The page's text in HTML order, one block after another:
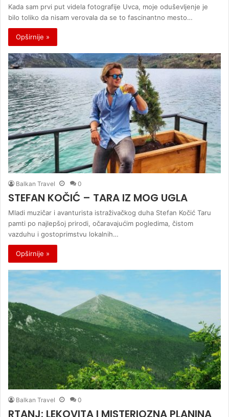
Kada sam prvi put videla fotografije Uvca, moje oduševljenje je
bilo toliko da nisam verovala da se to fascinantno mesto…
Opširnije »
Balkan Travel 0
STEFAN KOČIĆ – TARA IZ MOG UGLA
Mladi muzičar i avanturista istraživačkog duha Stefan Kočić Taru
pamti po najlepšoj prirodi, očaravajućim pogledima, čistom
vazduhu i gostoprimstvu lokalnih…
Opširnije »
Balkan Travel 0
RTANJ: LEKOVITA I MISTERIOZNA PLANINA